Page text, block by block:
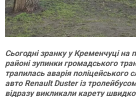
Сьогодні зранку у Кременчуці на
районі зупинки громадського
трапилась аварія поліцейського
авто Renault Duster із
відразу викликали карету